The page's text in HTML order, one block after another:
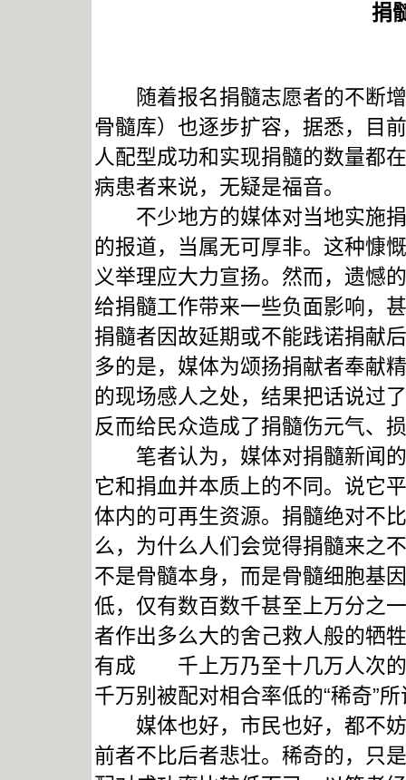
捐
随着报名捐髓志愿者的不断增
骨髓库）也逐步扩容，据悉，目
人配型成功和实现捐髓的数量都
病患者来说，无疑是福音。
不少地方的媒体对当地实施捐
的报道，当属无可厚非。这种慷
义举理应大力宣扬。然而，遗憾
给捐髓工作带来一些负面影响，
捐髓者因故延期或不能践诺捐献
多的是，媒体为颂扬捐献者奉献
的现场感人之处，结果把话说过
反而给民众造成了捐髓伤元气、
笔者认为，媒体对捐髓新闻的
它和捐血并本质上的不同。说它
体内的可再生资源。捐髓绝对不
么，为什么人们会觉得捐髓来之
不是骨髓本身，而是骨髓细胞基
低，仅有数百数千甚至上万分之
者作出多么大的舍己救人般的牺
有成 千上万乃至十几万人次的
千万别被配对相合率低的“稀奇”
媒体也好，市民也好，都不妨
前者不比后者悲壮。稀奇的，只